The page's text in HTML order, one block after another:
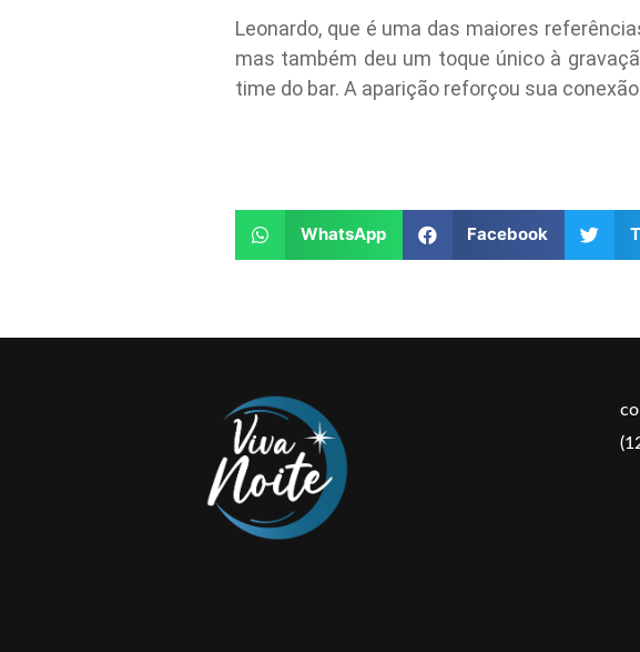
Leonardo, que é uma das maiores
mas também deu um toque único à
time do bar. A aparição reforçou sua
WhatsApp Facebook